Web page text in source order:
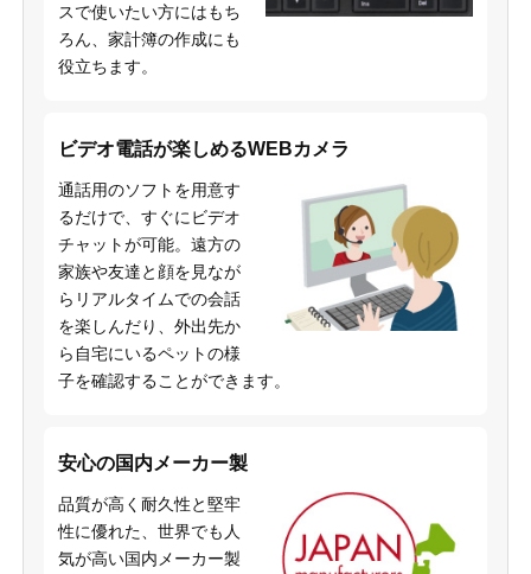
スで使いたい方にはもち
ろん、家計簿の作成にも
役立ちます。
ビデオ電話が楽しめるWEBカメラ
通話用のソフトを用意す
るだけで、すぐにビデオ
チャットが可能。遠方の
家族や友達と顔を見なが
らリアルタイムでの会話
を楽しんだり、外出先か
ら自宅にいるペットの様
子を確認することができます。
安心の国内メーカー製
品質が高く耐久性と堅牢
性に優れた、世界でも人
気が高い国内メーカー製